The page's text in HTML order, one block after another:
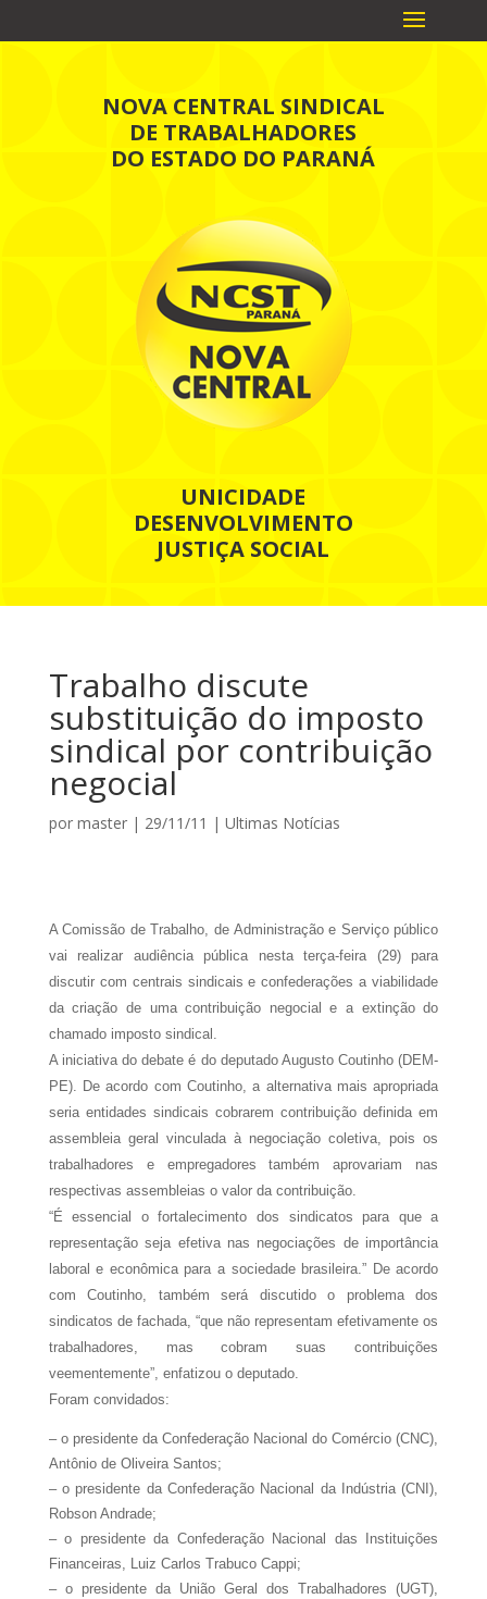
NOVA CENTRAL SINDICAL
DE TRABALHADORES
DO ESTADO DO PARANÁ
UNICIDADE
DESENVOLVIMENTO
JUSTIÇA SOCIAL
Trabalho discute
substituição do imposto
sindical por contribuição
negocial
por master| 29/11/11 | Ultimas Notícias
A Comissão de Trabalho, de Administração e Serviço público
vai realizar audiência pública nesta terça-feira (29) para
discutir com centrais sindicais e confederações a viabilidade
da criação de uma contribuição negocial e a extinção do
chamado imposto sindical.
A iniciativa do debate é do deputado Augusto Coutinho (DEM-
PE). De acordo com Coutinho, a alternativa mais apropriada
seria entidades sindicais cobrarem contribuição definida em
assembleia geral vinculada à negociação coletiva, pois os
trabalhadores e empregadores também aprovariam nas
respectivas assembleias o valor da contribuição.
“É essencial o fortalecimento dos sindicatos para que a
representação seja efetiva nas negociações de importância
laboral e econômica para a sociedade brasileira.” De acordo
com Coutinho, também será discutido o problema dos
sindicatos de fachada, “que não representam efetivamente os
trabalhadores, mas cobram suas contribuições
veementemente”, enfatizou o deputado.
Foram convidados:
– o presidente da Confederação Nacional do Comércio (CNC),
Antônio de Oliveira Santos;
– o presidente da Confederação Nacional da Indústria (CNI),
Robson Andrade;
– o presidente da Confederação Nacional das Instituições
Financeiras, Luiz Carlos Trabuco Cappi;
– o presidente da União Geral dos Trabalhadores (UGT),